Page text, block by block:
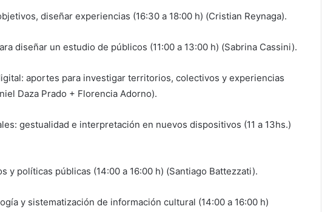
diseñar experiencias (16:30 a 18:00 h) (Cristian Reynaga).
diseñar un estudio de públicos (11:00 a 13:00 h) (Sabrina Cassini).
aportes para investigar territorios, colectivos y experiencias
Daza Prado + Florencia Adorno).
gestualidad e interpretación en nuevos dispositivos (11 a 13hs.)
y políticas públicas (14:00 a 16:00 h) (Santiago Battezzati).
y sistematización de información cultural (14:00 a 16:00 h)